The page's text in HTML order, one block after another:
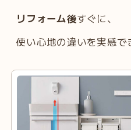
リフォーム後すぐに、
使い心地の違いを実感で